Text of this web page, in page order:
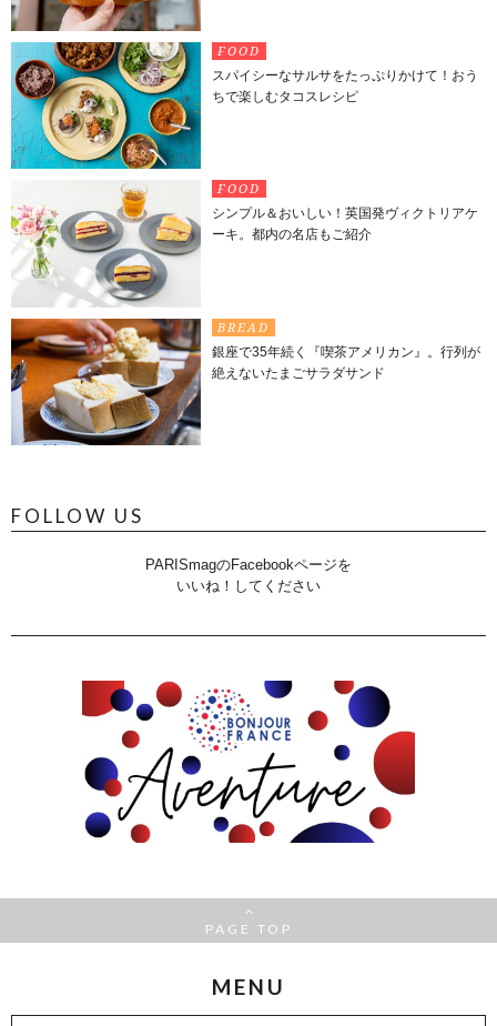
FOOD
スパイシーなサルサをたっぷりかけて！おう
ちで楽しむタコスレシピ
FOOD
シンプル＆おいしい！英国発ヴィクトリアケ
ーキ。都内の名店もご紹介
BREAD
銀座で35年続く『喫茶アメリカン』。行列が
絶えないたまごサラダサンド
FOLLOW US
PARISmagのFacebookページを
いいね！してください
PAGE TOP
MENU